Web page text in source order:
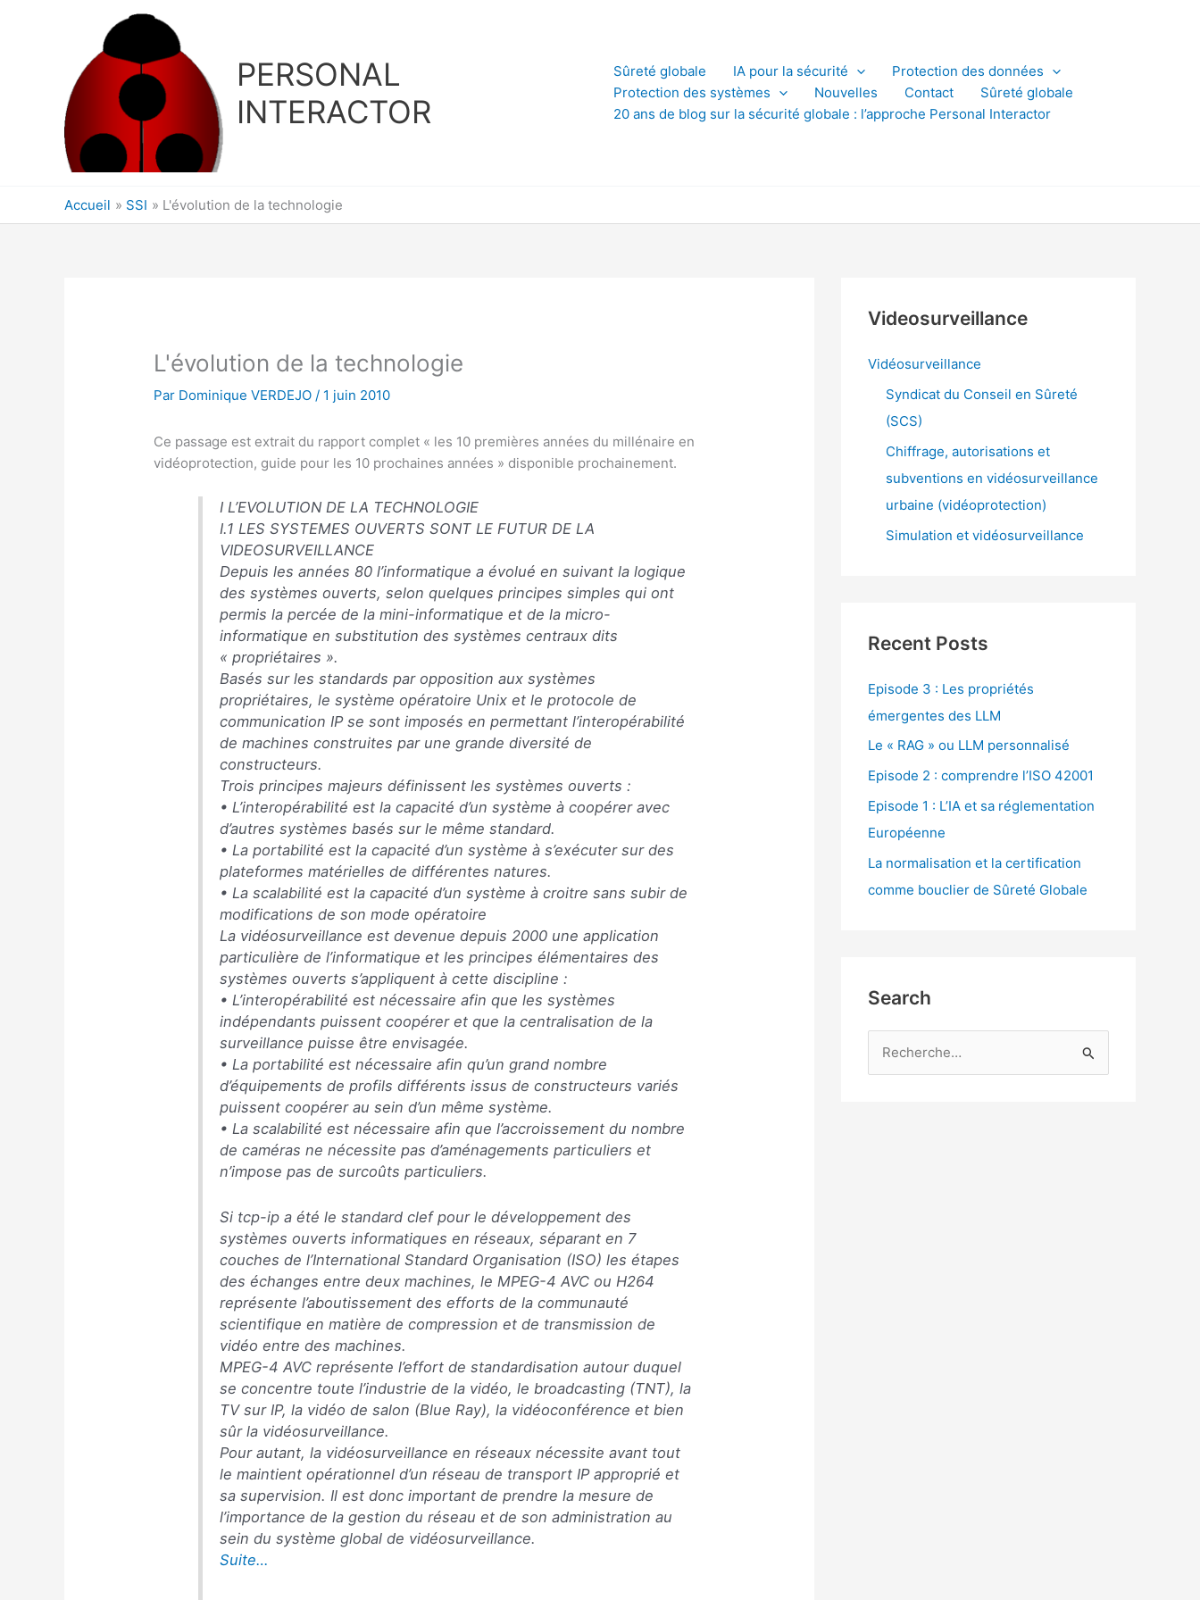
PERSONAL
INTERACTOR
Sûreté globale IA pour la sécurité
Protection des données
Protection des systèmes
Nouvelles Contact
Sûreté globale
20 ans de blog sur la sécurité globale : l’approche Personal Interactor
Accueil SSI L'évolution de la technologie
L'évolution de la technologie
Par Dominique VERDEJO/ 1 juin 2010
Ce passage est extrait du rapport complet « les 10 premières années du millénaire en
vidéoprotection, guide pour les 10 prochaines années » disponible prochainement.
I L’EVOLUTION DE LA TECHNOLOGIE
I.1 LES SYSTEMES OUVERTS SONT LE FUTUR DE LA
VIDEOSURVEILLANCE
Depuis les années 80 l’informatique a évolué en suivant la logique
des systèmes ouverts, selon quelques principes simples qui ont
permis la percée de la mini-informatique et de la micro-
informatique en substitution des systèmes centraux dits
« propriétaires ».
Basés sur les standards par opposition aux systèmes
propriétaires, le système opératoire Unix et le protocole de
communication IP se sont imposés en permettant l’interopérabilité
de machines construites par une grande diversité de
constructeurs.
Trois principes majeurs définissent les systèmes ouverts :
• L’interopérabilité est la capacité d’un système à coopérer avec
d’autres systèmes basés sur le même standard.
• La portabilité est la capacité d’un système à s’exécuter sur des
plateformes matérielles de différentes natures.
• La scalabilité est la capacité d’un système à croitre sans subir de
modifications de son mode opératoire
La vidéosurveillance est devenue depuis 2000 une application
particulière de l’informatique et les principes élémentaires des
systèmes ouverts s’appliquent à cette discipline :
• L’interopérabilité est nécessaire afin que les systèmes
indépendants puissent coopérer et que la centralisation de la
surveillance puisse être envisagée.
• La portabilité est nécessaire afin qu’un grand nombre
d’équipements de profils différents issus de constructeurs variés
puissent coopérer au sein d’un même système.
• La scalabilité est nécessaire afin que l’accroissement du nombre
de caméras ne nécessite pas d’aménagements particuliers et
n’impose pas de surcoûts particuliers.
Si tcp-ip a été le standard clef pour le développement des
systèmes ouverts informatiques en réseaux, séparant en 7
couches de l’International Standard Organisation (ISO) les étapes
des échanges entre deux machines, le MPEG-4 AVC ou H264
représente l’aboutissement des efforts de la communauté
scientifique en matière de compression et de transmission de
vidéo entre des machines.
MPEG-4 AVC représente l’effort de standardisation autour duquel
se concentre toute l’industrie de la vidéo, le broadcasting (TNT), la
TV sur IP, la vidéo de salon (Blue Ray), la vidéoconférence et bien
sûr la vidéosurveillance.
Pour autant, la vidéosurveillance en réseaux nécessite avant tout
le maintient opérationnel d’un réseau de transport IP approprié et
sa supervision. Il est donc important de prendre la mesure de
l’importance de la gestion du réseau et de son administration au
sein du système global de vidéosurveillance.
Suite…
Videosurveillance
Vidéosurveillance
Syndicat du Conseil en Sûreté
(SCS)
Chiffrage, autorisations et
subventions en vidéosurveillance
urbaine (vidéoprotection)
Simulation et vidéosurveillance
Recent Posts
Episode 3 : Les propriétés
émergentes des LLM
Le « RAG » ou LLM personnalisé
Episode 2 : comprendre l’ISO 42001
Episode 1 : L’IA et sa réglementation
Européenne
La normalisation et la certification
comme bouclier de Sûreté Globale
Search